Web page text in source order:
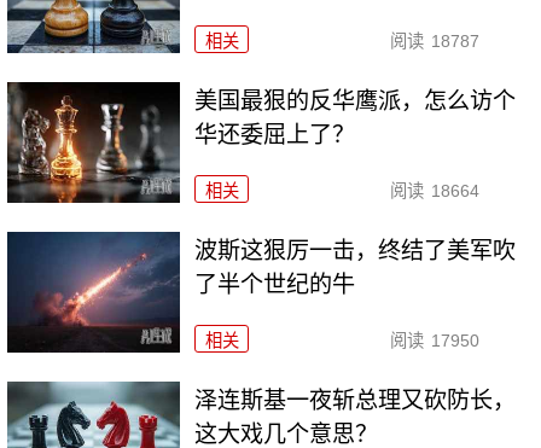
相关 阅读 18787
美国最狠的反华鹰派，怎么访个
华还委屈上了？
相关 阅读 18664
波斯这狠厉一击，终结了美军吹
了半个世纪的牛
相关 阅读 17950
泽连斯基一夜斩总理又砍防长，
这大戏几个意思？